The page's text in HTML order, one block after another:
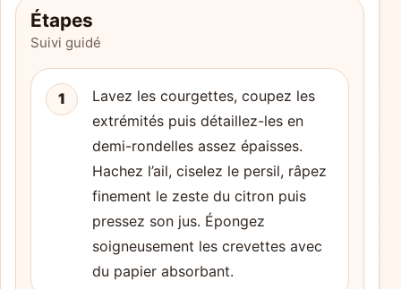
Étapes
Suivi guidé
1
Lavez les courgettes, coupez les
extrémités puis détaillez-les en
demi-rondelles assez épaisses.
Hachez l’ail, ciselez le persil, râpez
finement le zeste du citron puis
pressez son jus. Épongez
soigneusement les crevettes avec
du papier absorbant.